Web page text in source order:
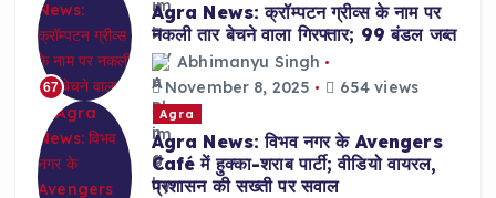
67
Agra News: क्रॉम्पटन ग्रीव्स के नाम पर
नकली तार बेचने वाला गिरफ्तार; 99 बंडल जब्त
Abhimanyu Singh
November 8, 2025
654 views
Agra
Agra News: विभव नगर के Avengers
Café में हुक्का-शराब पार्टी; वीडियो वायरल,
प्रशासन की सख्ती पर सवाल